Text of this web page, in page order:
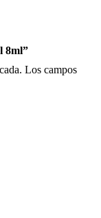
8ml”
Los campos